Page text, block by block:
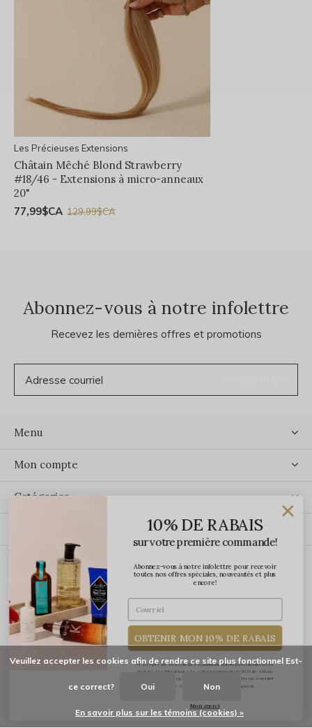
Les Précieuses Extensions
Châtain Mêché Blond Strawberry
#18/46 - Extensions à micro-anneaux
20"
77,99$CA 129,99$CA
Abonnez-vous à notre infolettre
Recevez les dernières offres et promotions
Menu
Mon compte
Catégories
ÉCRIVEZ-NOUS
Les Précieuses
Veuillez accepter les cookies afin de rendre ce site plus fonctionnel Est-
ce correct? Oui Non
En savoir plus sur les témoins (cookies) »
10% DE RABAIS
sur votre première commande!
Abonnez-vous à notre infolettre pour recevoir
toutes nos offres spéciales, nouveautés et plus
encore!
OBTENIR MON 10% DE RABAIS
*J'accepte de recevoir des communications par courriel de la
part de Les Précieuses. Le code promo pour le 10% de rabais
vous sera transmis par courriel une fois votre adresse courriel
confirmée. Certaines exclusions s'appliquent.
Non merci